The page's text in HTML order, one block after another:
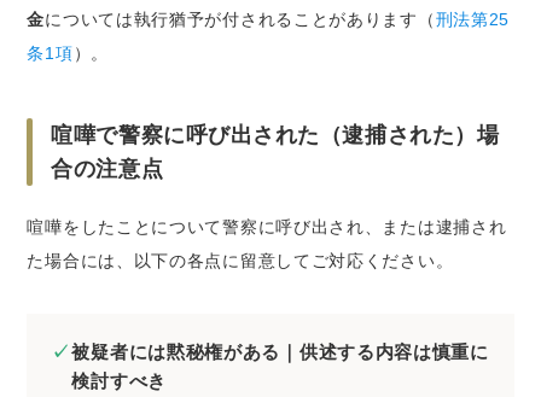
金については執行猶予が付されることがあります（刑法第25
条1項）。
喧嘩で警察に呼び出された（逮捕された）場
合の注意点
喧嘩をしたことについて警察に呼び出され、または逮捕され
た場合には、以下の各点に留意してご対応ください。
被疑者には黙秘権がある｜供述する内容は慎重に
検討すべき